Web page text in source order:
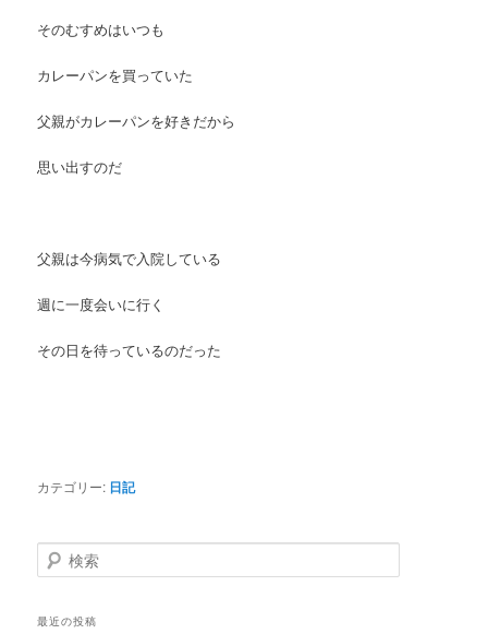
そのむすめはいつも
カレーパンを買っていた
父親がカレーパンを好きだから
思い出すのだ
父親は今病気で入院している
週に一度会いに行く
その日を待っているのだった
カテゴリー: 日記
検
索
最近の投稿